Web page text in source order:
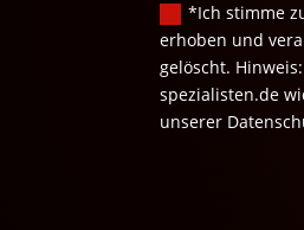
*Ich stimme
erhoben und
gelöscht.
spezialisten.de
unserer